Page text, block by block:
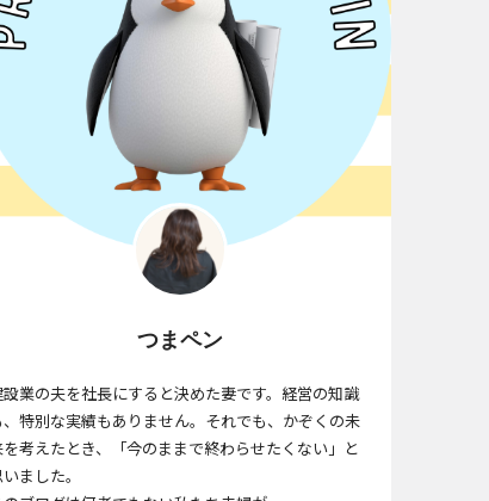
つまペン
業の夫を社長にすると決めた妻です。経営の知識
、特別な実績もありません。それでも、かぞくの未
考えたとき、「今のままで終わらせたくない」と
ました。